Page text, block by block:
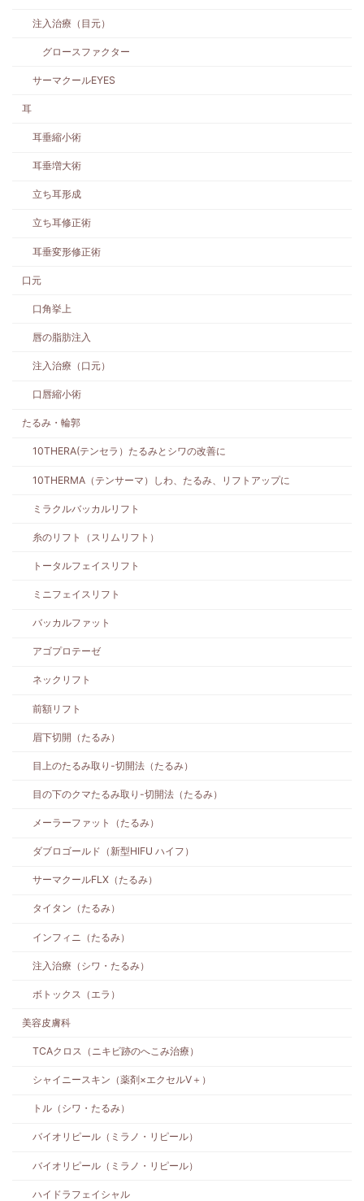
注入治療（目元）
グロースファクター
サーマクールEYES
耳
耳垂縮小術
耳垂増大術
立ち耳形成
立ち耳修正術
耳垂変形修正術
口元
口角挙上
唇の脂肪注入
注入治療（口元）
口唇縮小術
たるみ・輪郭
10THERA(テンセラ）たるみとシワの改善に
10THERMA（テンサーマ）しわ、たるみ、リフトアップに
ミラクルバッカルリフト
糸のリフト（スリムリフト）
トータルフェイスリフト
ミニフェイスリフト
バッカルファット
アゴプロテーゼ
ネックリフト
前額リフト
眉下切開（たるみ）
目上のたるみ取り-切開法（たるみ）
目の下のクマたるみ取り-切開法（たるみ）
メーラーファット（たるみ）
ダブロゴールド（新型HIFU ハイフ）
サーマクールFLX（たるみ）
タイタン（たるみ）
インフィニ（たるみ）
注入治療（シワ・たるみ）
ボトックス（エラ）
美容皮膚科
TCAクロス（ニキビ跡のへこみ治療）
シャイニースキン（薬剤×エクセルV＋）
トル（シワ・たるみ）
バイオリピール（ミラノ・リピール）
バイオリピール（ミラノ・リピール）
ハイドラフェイシャル